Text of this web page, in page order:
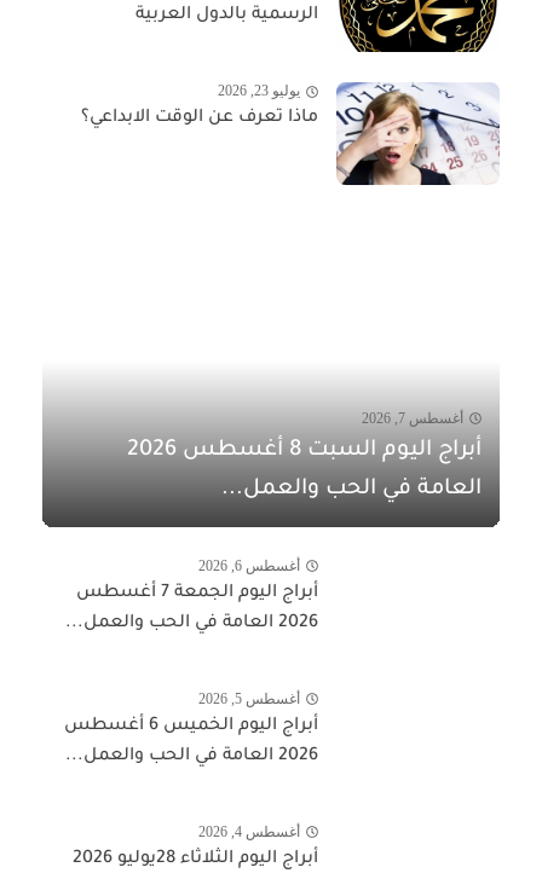
الرسمية بالدول العربية
يوليو 23, 2026
ماذا تعرف عن الوقت الابداعي؟
أغسطس 7, 2026
أبراج اليوم السبت 8 أغسطس 2026
العامة في الحب والعمل...
أغسطس 6, 2026
أبراج اليوم الجمعة 7 أغسطس
2026 العامة في الحب والعمل...
أغسطس 5, 2026
أبراج اليوم الخميس 6 أغسطس
2026 العامة في الحب والعمل...
أغسطس 4, 2026
أبراج اليوم الثلاثاء 28يوليو 2026